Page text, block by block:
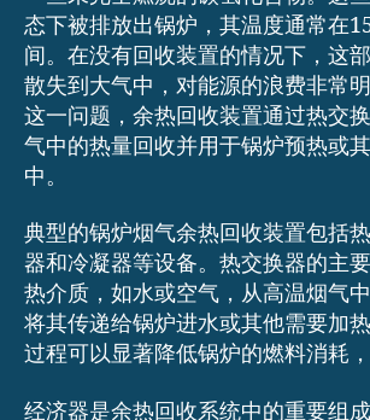
态下被排放出锅炉，其温度通常在
间。在没有回收装置的情况下，这
散失到大气中，对能源的浪费非常
这一问题，余热回收装置通过热交
气中的热量回收并用于锅炉预热或
中。
典型的锅炉烟气余热回收装置包括
器和冷凝器等设备。热交换器的主
热介质，如水或空气，从高温烟气
将其传递给锅炉进水或其他需要加
过程可以显著降低锅炉的燃料消耗，
经济器是余热回收系统中的重要组